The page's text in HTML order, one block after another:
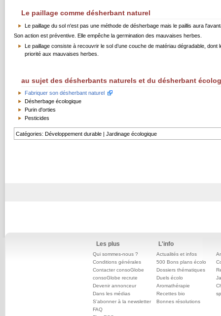
Le paillage comme désherbant naturel
Le paillage du sol n'est pas une méthode de désherbage mais le paillis aura
Son action est préventive. Elle empêche la germination des mauvaises herbes.
Le paillage consiste à recouvrir le sol d’une couche de matériau dégradable,
priorité aux mauvaises herbes.
au sujet des désherbants naturels et du désherbant
Fabriquer son désherbant naturel
Désherbage écologique
Purin d'orties
Pesticides
Catégories:Développement durable |Jardinage écologique
Les plus
Qui sommes-nous ?
Conditions générales
Contacter consoGlobe
consoGlobe recrute
Devenir annonceur
Dans les médias
S'abonner à la newsletter
FAQ
L'info
Actualités et infos
500 Bons plans écolo
Dossiers thématiques
Duels écolo
Aromathérapie
Recettes bio
Bonnes résolutions